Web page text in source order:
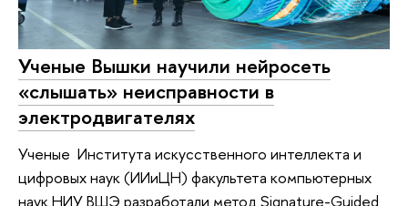
Ученые Вышки научили нейросеть
«слышать» неисправности в
электродвигателях
Ученые Института искусственного интеллекта и
цифровых наук (ИИиЦН) факультета компьютерных
наук НИУ ВШЭ разработали метод Signature-Guided